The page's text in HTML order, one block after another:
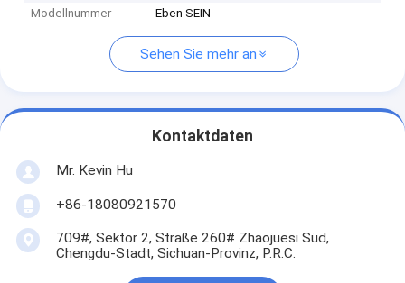
Modellnummer
Eben SEIN
Sehen Sie mehr an
Kontaktdaten
Mr. Kevin Hu
+86-18080921570
709#, Sektor 2, Straße 260# Zhaojuesi Süd,
Chengdu-Stadt, Sichuan-Provinz, P.R.C.